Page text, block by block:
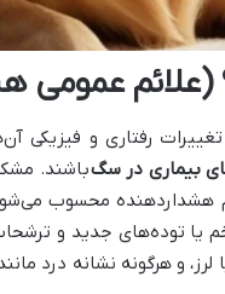
عمومی
رفتاری و فیزیکی
بیماری در سگباشند.
هشداردهنده محسوب
توده‌های جدید و
و هرگونه نشانه درد مانند